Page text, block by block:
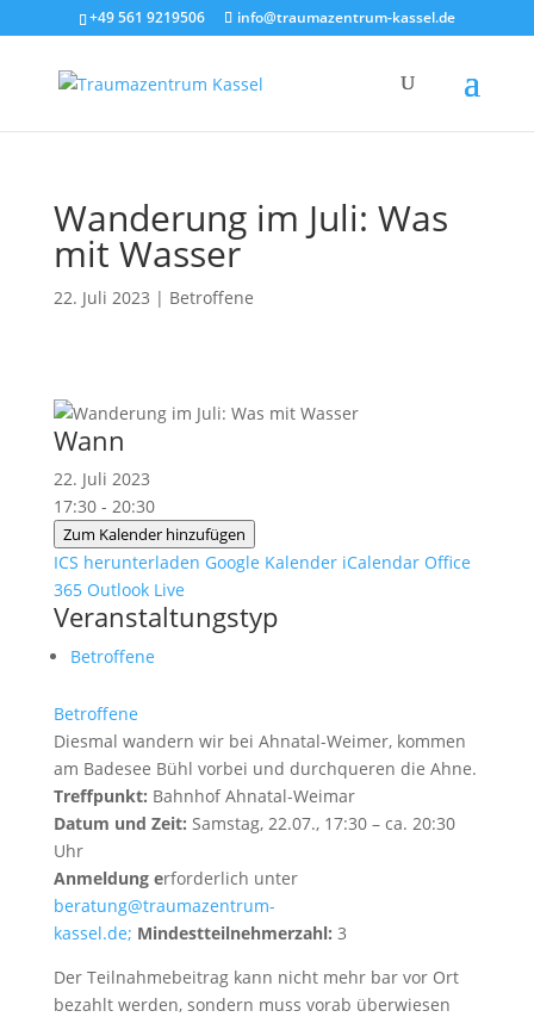
+49 561 9219506 info@traumazentrum-kassel.de
Wanderung im Juli: Was
mit Wasser
22. Juli 2023 | Betroffene
Wann
22. Juli 2023
17:30 - 20:30
Zum Kalender hinzufügen
ICS herunterladen Google Kalender iCalendar Office
365 Outlook Live
Veranstaltungstyp
Betroffene
Betroffene
Diesmal wandern wir bei Ahnatal-Weimer, kommen
am Badesee Bühl vorbei und durchqueren die Ahne.
Treffpunkt: Bahnhof Ahnatal-Weimar
Datum und Zeit: Samstag, 22.07., 17:30 – ca. 20:30
Uhr
Anmeldung erforderlich unter
beratung@traumazentrum-
kassel.de; Mindestteilnehmerzahl: 3
Der Teilnahmebeitrag kann nicht mehr bar vor Ort
bezahlt werden, sondern muss vorab überwiesen